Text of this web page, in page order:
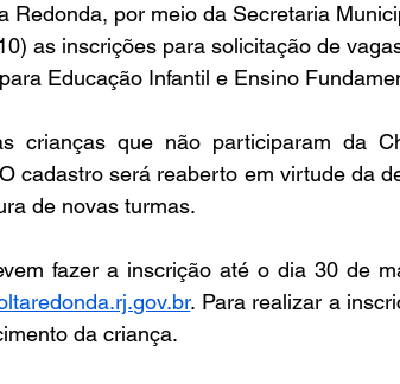
Redonda, por meio da Secretaria
as inscrições para solicitação de
Educação Infantil e Ensino
crianças que não participaram da
cadastro será reaberto em virtude da
de novas turmas.
fazer a inscrição até o dia 30 de
. Para realizar a
da criança.